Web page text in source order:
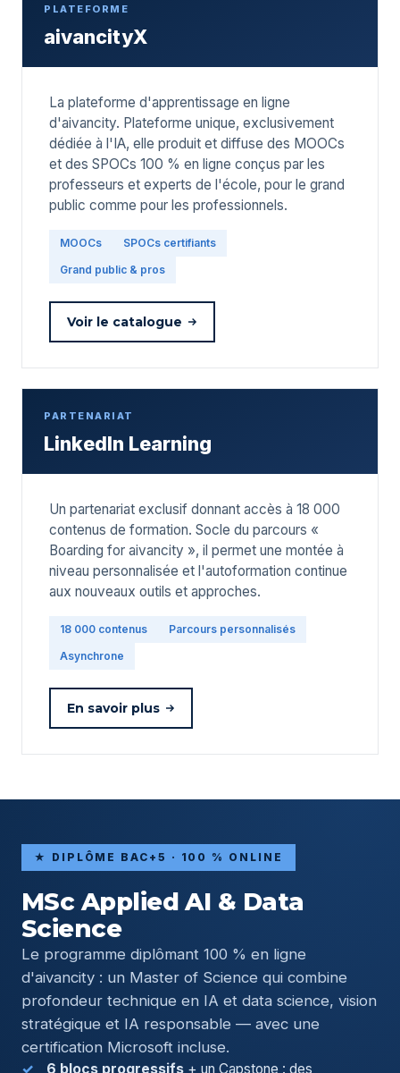
PLATEFORME
aivancityX
La plateforme d'apprentissage en ligne
d'aivancity. Plateforme unique, exclusivement
dédiée à l'IA, elle produit et diffuse des MOOCs
et des SPOCs 100 % en ligne conçus par les
professeurs et experts de l'école, pour le grand
public comme pour les professionnels.
MOOCs
SPOCs certifiants
Grand public & pros
Voir le catalogue
PARTENARIAT
LinkedIn Learning
Un partenariat exclusif donnant accès à 18 000
contenus de formation. Socle du parcours «
Boarding for aivancity », il permet une montée à
niveau personnalisée et l'autoformation continue
aux nouveaux outils et approches.
18 000 contenus
Parcours personnalisés
Asynchrone
En savoir plus
★ DIPLÔME BAC+5 · 100 % ONLINE
MSc Applied AI & Data
Science
Le programme diplômant 100 % en ligne
d'aivancity : un Master of Science qui combine
profondeur technique en IA et data science, vision
stratégique et IA responsable — avec une
certification Microsoft incluse.
6 blocs progressifs + un Capstone : des